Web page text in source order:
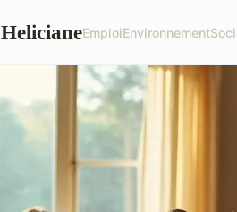
HelicianeEmploiEnvironnement